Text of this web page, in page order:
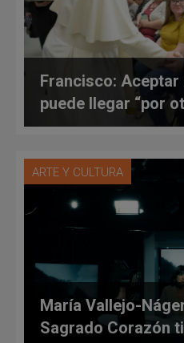
Francisco:
puede llegar “por
ARTE Y CULTURA
María Vallejo-
Sagrado Corazón